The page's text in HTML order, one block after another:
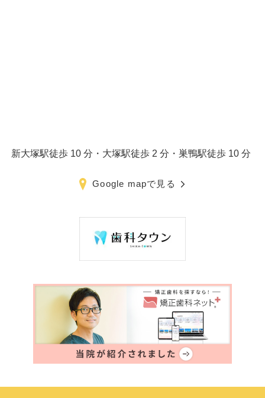
新大塚駅徒歩 10 分・大塚駅徒歩 2 分・巣鴨駅徒歩 10 分
Google mapで見る